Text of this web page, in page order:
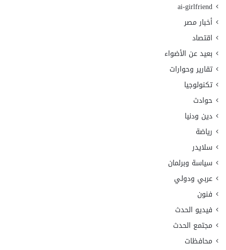
ai-girlfriend
أخبار مصر
اقتصاد
بعيد عن الأضواء
تقارير وحوارات
تكنولوجيا
حوادث
دين ودنيا
رياضة
سلايدر
سياسة وبرلمان
عربي ودولي
فنون
فيديو الحدث
مجتمع الحدث
محافظات